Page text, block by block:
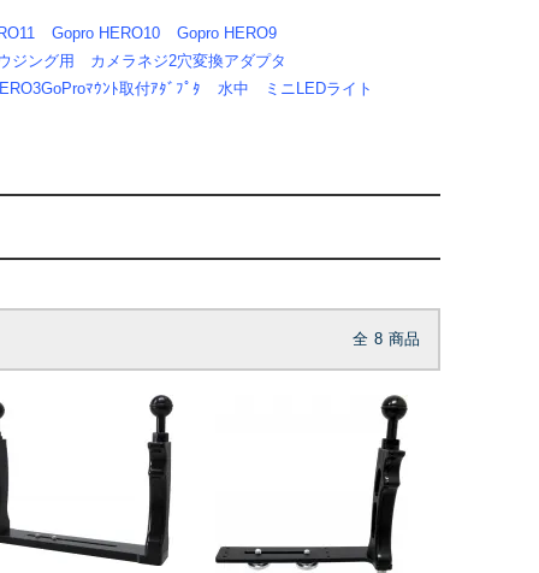
Gopro HERO10
Gopro HERO9
ジング用 カメラネジ2穴変換アダプタ
ﾏｳﾝﾄ取付ｱﾀﾞﾌﾟﾀ
水中 ミニLEDライト
全 8 商品